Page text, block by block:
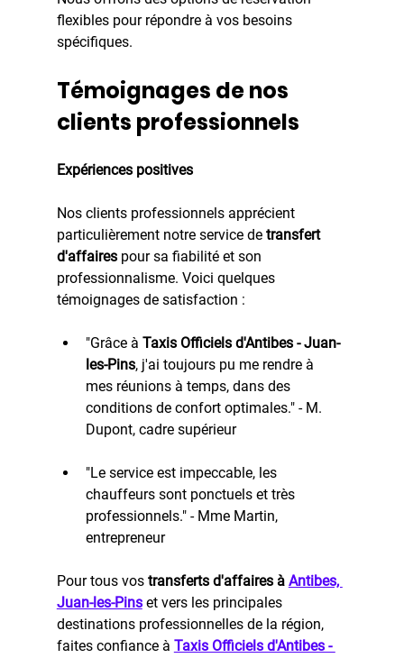
flexibles pour répondre à vos besoins
spécifiques.
Témoignages de nos
clients professionnels
Expériences positives
Nos clients professionnels apprécient
particulièrement notre service de transfert
d'affaires pour sa fiabilité et son
professionnalisme. Voici quelques
témoignages de satisfaction :
"Grâce à Taxis Officiels d'Antibes - Juan-
les-Pins, j'ai toujours pu me rendre à
mes réunions à temps, dans des
conditions de confort optimales." - M.
Dupont, cadre supérieur
"Le service est impeccable, les
chauffeurs sont ponctuels et très
professionnels." - Mme Martin,
entrepreneur
Pour tous vos transferts d'affaires à Antibes,
Juan-les-Pins et vers les principales
destinations professionnelles de la région,
faites confiance à Taxis Officiels d'Antibes -